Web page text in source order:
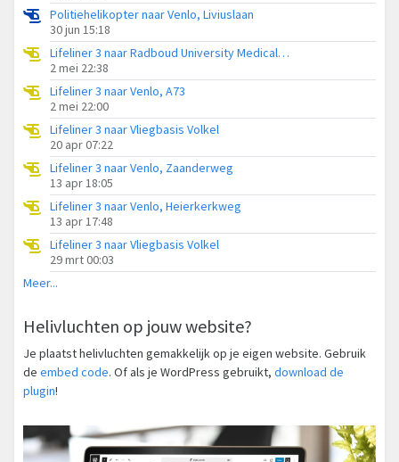
Politiehelikopter naar Venlo, Liviuslaan
30 jun 15:18
Lifeliner 3 naar Radboud University Medical Center Heliport
2 mei 22:38
Lifeliner 3 naar Venlo, A73
2 mei 22:00
Lifeliner 3 naar Vliegbasis Volkel
20 apr 07:22
Lifeliner 3 naar Venlo, Zaanderweg
13 apr 18:05
Lifeliner 3 naar Venlo, Heierkerkweg
13 apr 17:48
Lifeliner 3 naar Vliegbasis Volkel
29 mrt 00:03
Meer...
Helivluchten op jouw website?
Je plaatst helivluchten gemakkelijk op je eigen website. Gebruik
de embed code. Of als je WordPress gebruikt, download de
plugin!